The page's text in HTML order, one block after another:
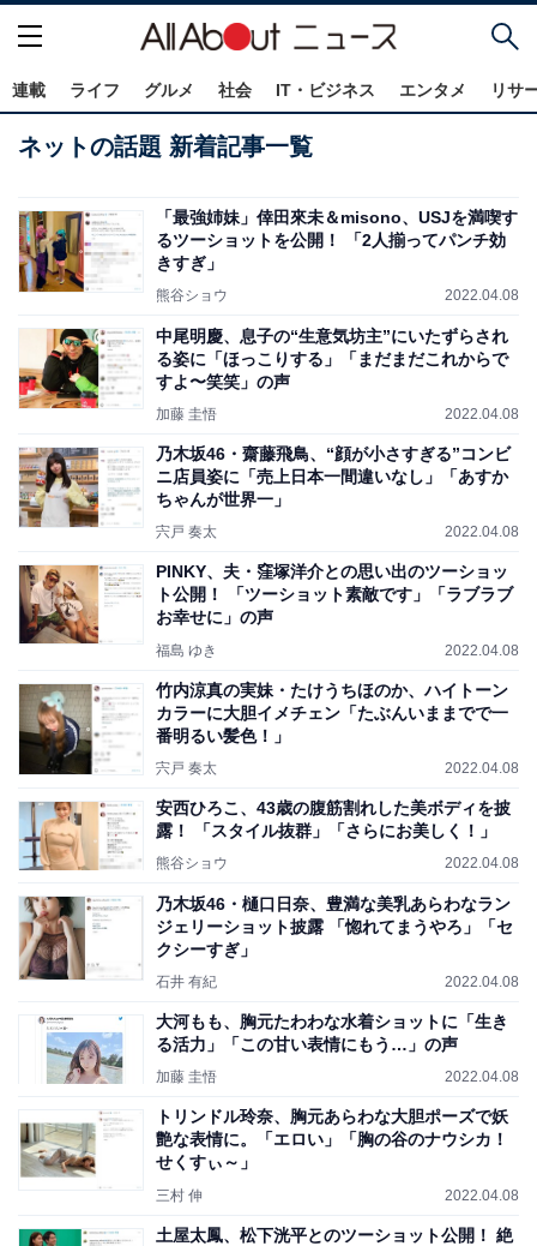
連載 ライフ グルメ 社会 IT・ビジネス エンタメ リサ
ネットの話題 新着記事一覧
「最強姉妹」倖田來未＆misono、USJを満喫す
るツーショットを公開！ 「2人揃ってパンチ効
きすぎ」
熊谷ショウ 2022.04.08
中尾明慶、息子の“生意気坊主”にいたずらされ
る姿に「ほっこりする」「まだまだこれからで
すよ〜笑笑」の声
加藤 圭悟 2022.04.08
乃木坂46・齋藤飛鳥、“顔が小さすぎる”コンビ
ニ店員姿に「売上日本一間違いなし」「あすか
ちゃんが世界一」
宍戸 奏太 2022.04.08
PINKY、夫・窪塚洋介との思い出のツーショッ
ト公開！ 「ツーショット素敵です」「ラブラブ
お幸せに」の声
福島 ゆき 2022.04.08
竹内涼真の実妹・たけうちほのか、ハイトーン
カラーに大胆イメチェン「たぶんいままでで一
番明るい髪色！」
宍戸 奏太 2022.04.08
安西ひろこ、43歳の腹筋割れした美ボディを披
露！ 「スタイル抜群」「さらにお美しく！」
熊谷ショウ 2022.04.08
乃木坂46・樋口日奈、豊満な美乳あらわなラン
ジェリーショット披露 「惚れてまうやろ」「セ
クシーすぎ」
石井 有紀 2022.04.08
大河もも、胸元たわわな水着ショットに「生き
る活力」「この甘い表情にもう…」の声
加藤 圭悟 2022.04.08
トリンドル玲奈、胸元あらわな大胆ポーズで妖
艶な表情に。「エロい」「胸の谷のナウシカ！
せくすぃ～」
三村 伸 2022.04.08
土屋太鳳、松下洸平とのツーショット公開！ 絶